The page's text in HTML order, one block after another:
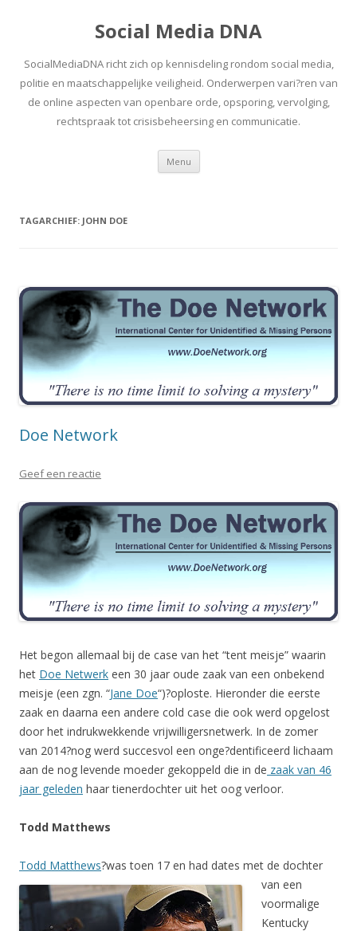
Social Media DNA
SocialMediaDNA richt zich op kennisdeling rondom social media,
politie en maatschappelijke veiligheid. Onderwerpen vari?ren van
de online aspecten van openbare orde, opsporing, vervolging,
rechtspraak tot crisisbeheersing en communicatie.
Menu Spring
inhoud
TAGARCHIEF: JOHN DOE
Doe Network
Geef een reactie
Het begon allemaal bij de case van het “tent meisje” waarin
het Doe Netwerk een 30 jaar oude zaak van een onbekend
meisje (een zgn. “Jane Doe“)?oploste. Hieronder die eerste
zaak en daarna een andere cold case die ook werd opgelost
door het indrukwekkende vrijwilligersnetwerk. In de zomer
van 2014?nog werd succesvol een onge?dentificeerd lichaam
aan de nog levende moeder gekoppeld die in de zaak van 46
jaar geleden haar tienerdochter uit het oog verloor.
Todd Matthews
Todd Matthews?was toen 17 en had dates met de dochter
van een
voormalige
Kentucky